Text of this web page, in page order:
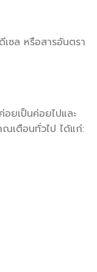
ซล หรือสารอันตรา
ยเป็นค่อยไปและ
ณเตือนทั่วไป ได้แก่: